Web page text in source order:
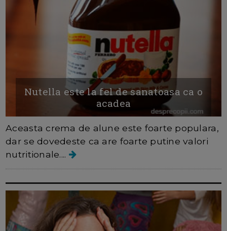
Nutella este la fel de sanatoasa ca o
acadea
Aceasta crema de alune este foarte populara,
dar se dovedeste ca are foarte putine valori
nutritionale....